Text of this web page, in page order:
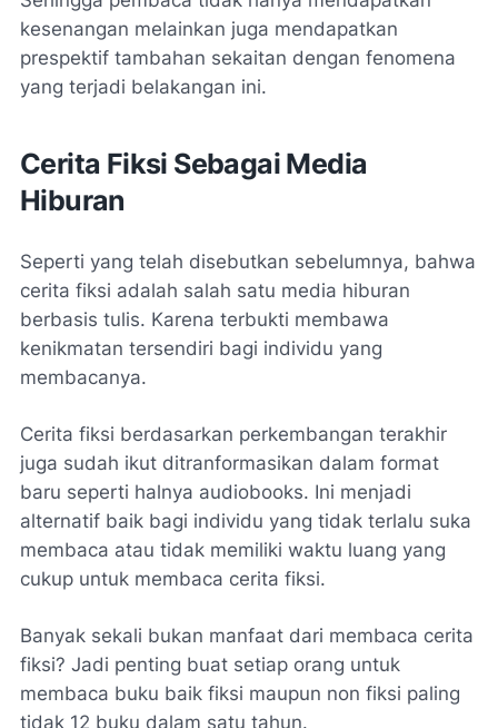
kesenangan melainkan juga mendapatkan
prespektif tambahan sekaitan dengan fenomena
yang terjadi belakangan ini.
Cerita Fiksi Sebagai Media
Hiburan
Seperti yang telah disebutkan sebelumnya, bahwa
cerita fiksi adalah salah satu media hiburan
berbasis tulis. Karena terbukti membawa
kenikmatan tersendiri bagi individu yang
membacanya.
Cerita fiksi berdasarkan perkembangan terakhir
juga sudah ikut ditranformasikan dalam format
baru seperti halnya audiobooks. Ini menjadi
alternatif baik bagi individu yang tidak terlalu suka
membaca atau tidak memiliki waktu luang yang
cukup untuk membaca cerita fiksi.
Banyak sekali bukan manfaat dari membaca cerita
fiksi? Jadi penting buat setiap orang untuk
membaca buku baik fiksi maupun non fiksi paling
tidak 12 buku dalam satu tahun.